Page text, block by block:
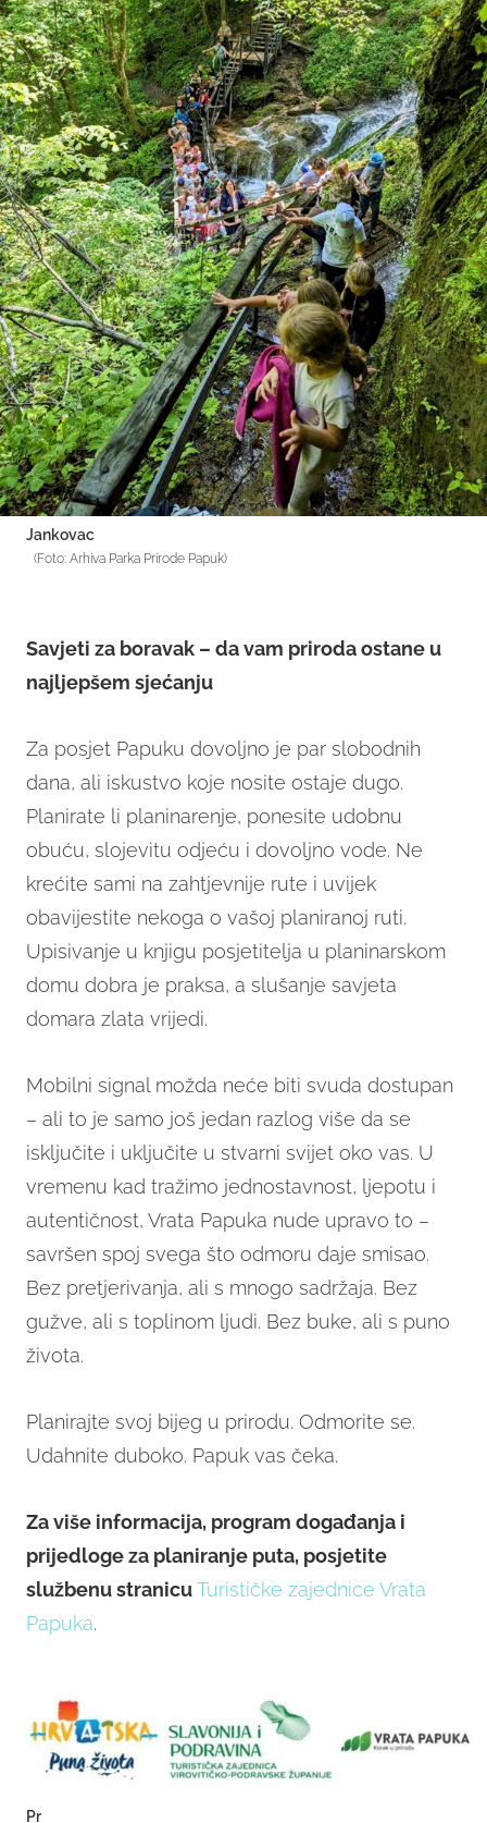
Jankovac
(Foto: Arhiva Parka Prirode Papuk)
Savjeti za boravak – da vam priroda ostane u
najljepšem sjećanju
Za posjet Papuku dovoljno je par slobodnih
dana, ali iskustvo koje nosite ostaje dugo.
Planirate li planinarenje, ponesite udobnu
obuću, slojevitu odjeću i dovoljno vode. Ne
krećite sami na zahtjevnije rute i uvijek
obavijestite nekoga o vašoj planiranoj ruti.
Upisivanje u knjigu posjetitelja u planinarskom
domu dobra je praksa, a slušanje savjeta
domara zlata vrijedi.
Mobilni signal možda neće biti svuda dostupan
– ali to je samo još jedan razlog više da se
isključite i uključite u stvarni svijet oko vas. U
vremenu kad tražimo jednostavnost, ljepotu i
autentičnost, Vrata Papuka nude upravo to –
savršen spoj svega što odmoru daje smisao.
Bez pretjerivanja, ali s mnogo sadržaja. Bez
gužve, ali s toplinom ljudi. Bez buke, ali s puno
života.
Planirajte svoj bijeg u prirodu. Odmorite se.
Udahnite duboko. Papuk vas čeka.
Za više informacija, program događanja i
prijedloge za planiranje puta, posjetite
službenu stranicuTurističke zajednice Vrata
Papuka.
Pr